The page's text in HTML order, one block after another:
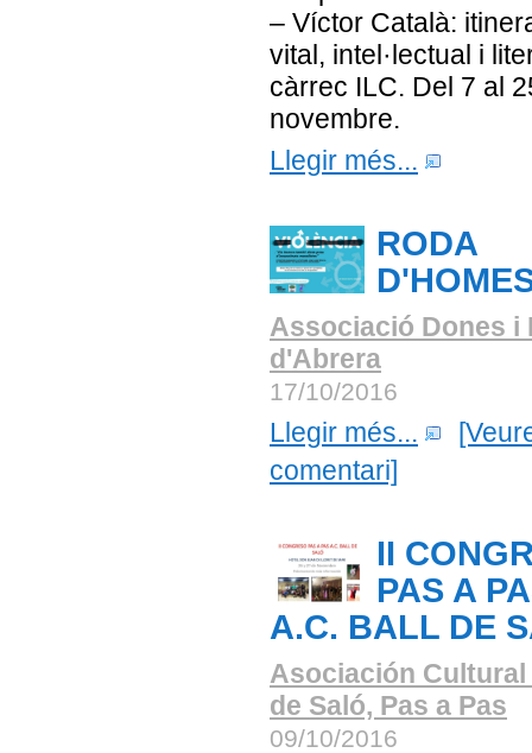
– Víctor Català:
vital, intel·lectual i
càrrec ILC. Del 7 al
novembre.
Llegir més...
RODA
Associació Dones i
d'Abrera
17/10/2016
Llegir més...
comentari]
II
PAS A
A.C. BALL DE
Asociación Cultural
de Saló, Pas a Pas
09/10/2016